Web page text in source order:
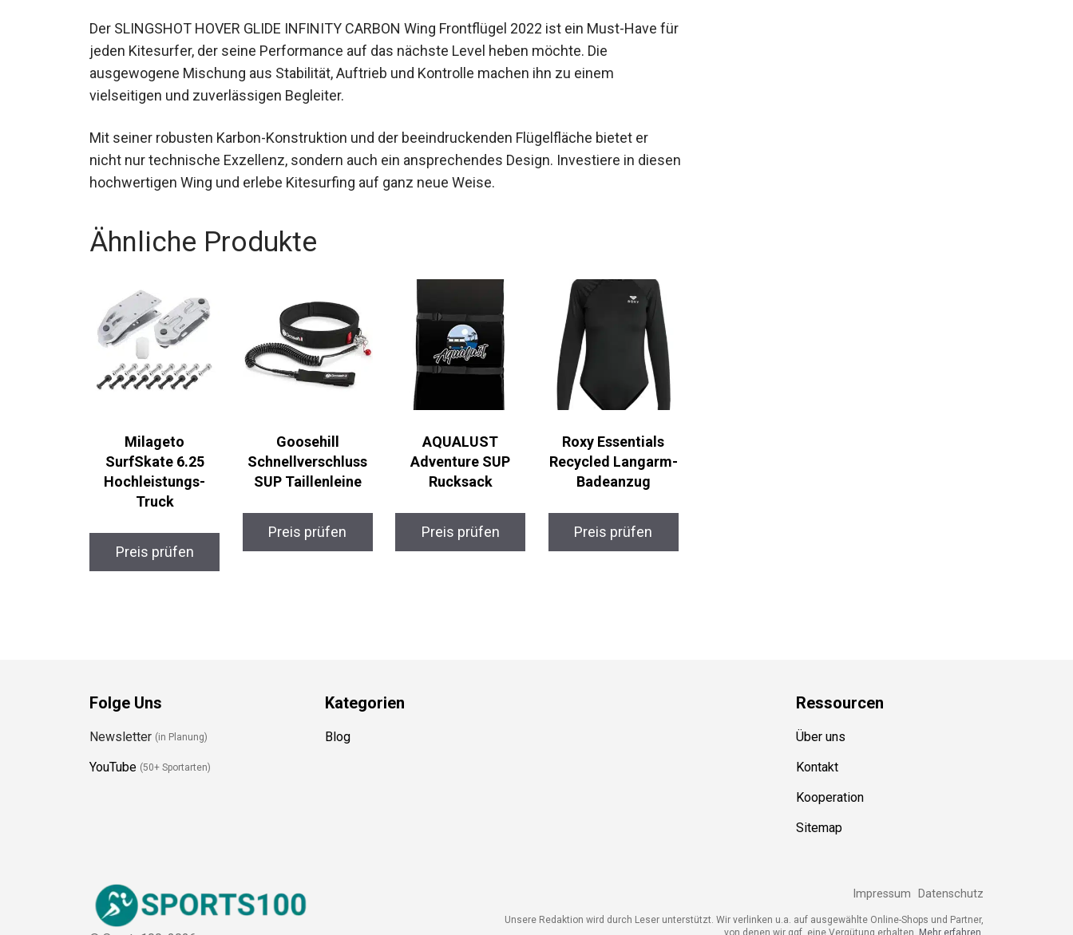
Der SLINGSHOT HOVER GLIDE INFINITY CARBON Wing Frontflügel 2022 ist ein Must-Have
für jeden Kitesurfer, der seine Performance auf das nächste Level heben möchte. Die
ausgewogene Mischung aus Stabilität, Auftrieb und Kontrolle machen ihn zu einem
vielseitigen und zuverlässigen Begleiter.
Mit seiner robusten Karbon-Konstruktion und der beeindruckenden Flügelfläche bietet er
nicht nur technische Exzellenz, sondern auch ein ansprechendes Design. Investiere in
diesen hochwertigen Wing und erlebe Kitesurfing auf ganz neue Weise.
Ähnliche Produkte
Milageto
SurfSkate 6.25
Hochleistungs-
Truck
Preis prüfen
Goosehill
Schnellverschluss
SUP Taillenleine
Preis prüfen
AQUALUST
Adventure SUP
Rucksack
Preis prüfen
Roxy Essentials
Recycled Langarm-
Badeanzug
Preis prüfen
Folge Uns
Newsletter(in Planung)
YouTube (50+ Sportarten)
Kategorien
Blog
Ressourcen
Über uns
Kontakt
Kooperation
Sitemap
Impressum Datenschutz
Unsere Redaktion wird durch Leser unterstützt. Wir verlinken u.a. auf ausgewählte Online-Shops und Partner,
von denen wir ggf. eine Vergütung erhalten.Mehr erfahren.